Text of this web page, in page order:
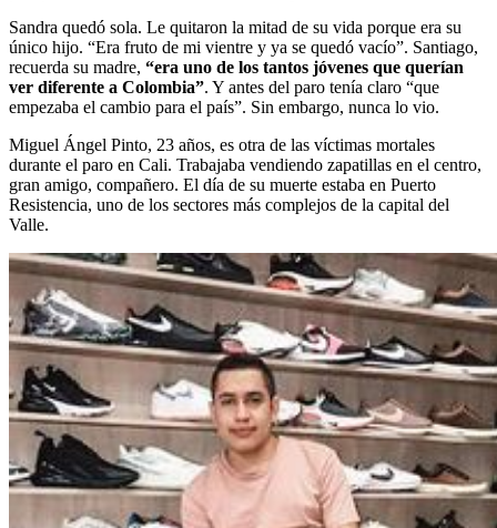
Sandra quedó sola. Le quitaron la mitad de su vida porque era su
único hijo. “Era fruto de mi vientre y ya se quedó vacío”. Santiago,
recuerda su madre, “era uno de los tantos jóvenes que querían
ver diferente a Colombia”. Y antes del paro tenía claro “que
empezaba el cambio para el país”. Sin embargo, nunca lo vio.
Miguel Ángel Pinto, 23 años, es otra de las víctimas mortales
durante el paro en Cali. Trabajaba vendiendo zapatillas en el centro,
gran amigo, compañero. El día de su muerte estaba en Puerto
Resistencia, uno de los sectores más complejos de la capital del
Valle.